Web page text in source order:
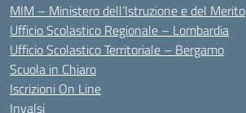
MIM – Ministero dell’Istruzione e del Merito
Ufficio Scolastico Regionale – Lombardia
Ufficio Scolastico Territoriale – Bergamo
Scuola in Chiaro
Iscrizioni On Line
Invalsi